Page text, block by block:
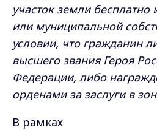
участок земли бесплатно
или муниципальной
условии, что гражданин
высшего звания Героя
Федерации, либо
орденами за заслуги в
В рамках